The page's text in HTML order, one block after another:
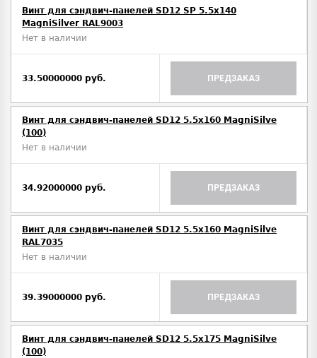
Винт для сэндвич-панелей SD12 SP 5.5x140
MagniSilver RAL9003
Нет в наличии
33.50000000 руб. ПРЕДЗАКАЗ
Винт для сэндвич-панелей SD12 5.5x160 MagniSilve
(100)
Нет в наличии
34.92000000 руб. ПРЕДЗАКАЗ
Винт для сэндвич-панелей SD12 5.5x160 MagniSilve
RAL7035
Нет в наличии
39.39000000 руб. ПРЕДЗАКАЗ
Винт для сэндвич-панелей SD12 5.5x175 MagniSilve
(100)